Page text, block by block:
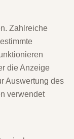
Zahlreiche
die Anzeige
Auswertung des
verwendet